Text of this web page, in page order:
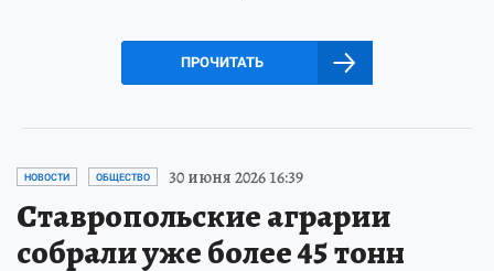
ПРОЧИТАТЬ
НОВОСТИ ОБЩЕСТВО 30 июня 2026 16:39
Ставропольские аграрии
собрали уже более 45 тонн